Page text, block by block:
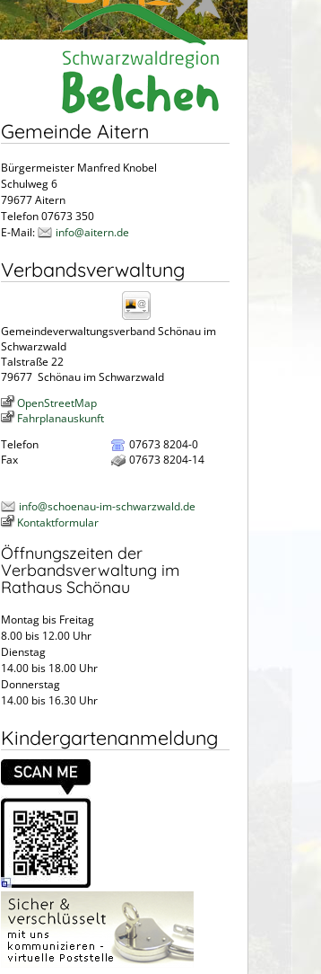
Gemeinde Aitern
Bürgermeister Manfred Knobel
Schulweg 6
79677 Aitern
Telefon 07673 350
E-Mail:
info@aitern.de
Verbandsverwaltung
Gemeindeverwaltungsverband Schönau im
Schwarzwald
Talstraße 22
79677 Schönau im Schwarzwald
OpenStreetMap
Fahrplanauskunft
Telefon
07673 8204-0
Fax
07673 8204-14
info@schoenau-im-schwarzwald.de
Kontaktformular
Öffnungszeiten der
Verbandsverwaltung im
Rathaus Schönau
Montag bis Freitag
8.00 bis 12.00 Uhr
Dienstag
14.00 bis 18.00 Uhr
Donnerstag
14.00 bis 16.30 Uhr
Kindergartenanmeldung